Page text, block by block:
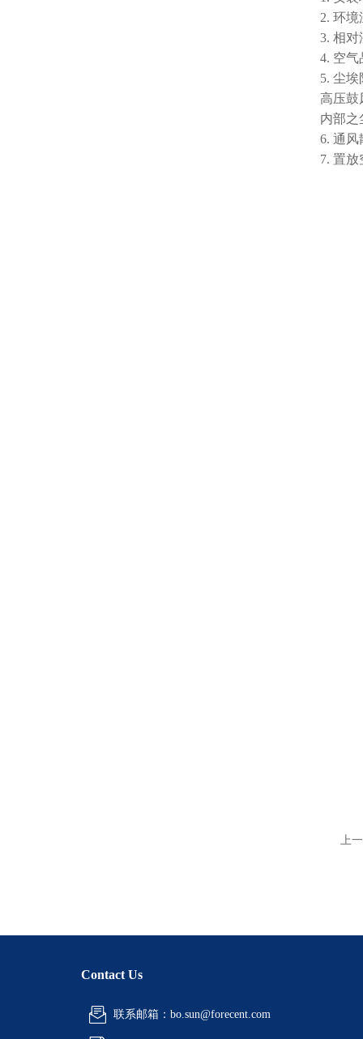
2. 环
3. 相对
4. 空
5. 尘
高压鼓
内部之
6. 通
7. 置
上
Contact Us
联系邮箱：bo.sun@forecent.com